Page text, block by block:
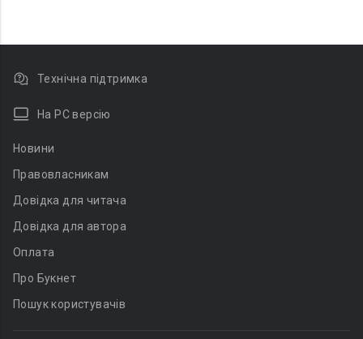
Технічна підтримка
На PC версію
Новини
Правовласникам
Довідка для читача
Довідка для автора
Оплата
Про Букнет
Пошук користувачів